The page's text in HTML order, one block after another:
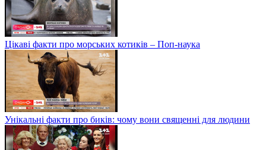
Цікаві факти про морських котиків – Поп-наука
Унікальні факти про биків: чому вони священні для людини